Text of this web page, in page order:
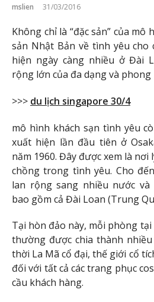
mslien 31/03/2016
Không chỉ là “đặc sản” của
sản Nhật Bản về tình yêu cho
hiện ngày càng nhiều ở Đài
rộng lớn của đa dạng và phong
>>> du lịch singapore 30/4
mô hình khách sạn tình yêu
xuất hiện lần đầu tiên ở
năm 1960. Đây được xem là nơi
chồng trong tình yêu. Cho
lan rộng sang nhiều nước và
bao gồm cả Đài Loan (Trung
Tại hòn đảo này, mỗi phòng tại
thường được chia thành
thời La Mã cổ đại, thế giới cổ
đối với tất cả các trang phục
cầu khách hàng.